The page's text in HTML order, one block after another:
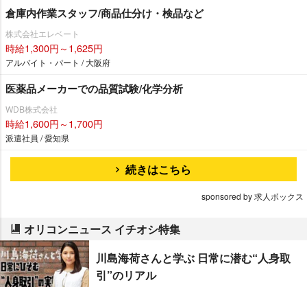
倉庫内作業スタッフ/商品仕分け・検品など
株式会社エレベート
時給1,300円～1,625円
アルバイト・パート / 大阪府
医薬品メーカーでの品質試験/化学分析
WDB株式会社
時給1,600円～1,700円
派遣社員 / 愛知県
続きはこちら
sponsored by 求人ボックス
オリコンニュース イチオシ特集
川島海荷さんと学ぶ 日常に潜む“人身取
引”のリアル